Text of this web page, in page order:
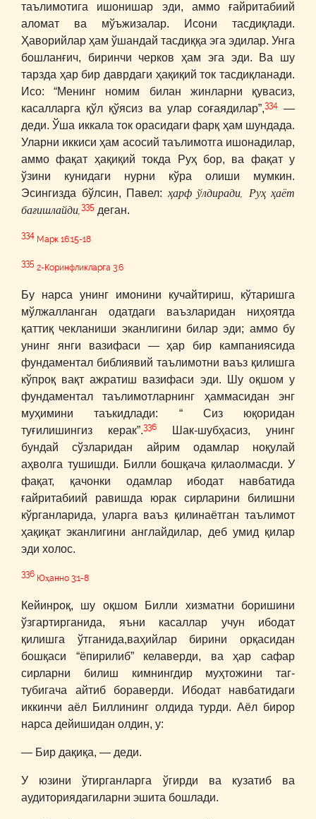
таълимотига ишонишар эди, аммо ғайритабиий
аломат ва мўъжизалар. Исони тасдиқлади.
Ҳаворийлар ҳам ўшандай тасдиққа эга эдилар. Унга
бошланғич, биринчи черков ҳам эга эди. Ва шу
тарзда ҳар бир даврдаги ҳақиқий ток тасдиқланади.
Исо: “Менинг номим билан жинларни қувасиз,
касалларга қўл қўясиз ва улар соғаядилар”,334―
деди. Ўша иккала ток орасидаги фарқ ҳам шундада.
Уларни иккиси ҳам асосий таълимотга ишонадилар,
аммо фақат ҳақиқий токда Руҳ бор, ва фақат у
ўзини кунидаги нурни кўра олиши мумкин.
Эсингизда бўлсин, Павел: ҳарф ўлдиради, Руҳ ҳаёт
бағишлайди,335 деган.
334 Марк 16:15-18
335 2-Коринфликларга 3:6
Бу нарса унинг имонини кучайтириш, кўтаришга
мўлжалланган одатдаги ваъзларидан ниҳоятда
қаттиқ чекланиши эканлигини билар эди; аммо бу
унинг янги вазифаси ― ҳар бир кампаниясида
фундаментал библиявий таълимотни ваъз қилишга
кўпроқ вақт ажратиш вазифаси эди. Шу оқшом у
фундаментал таълимотларнинг ҳаммасидан энг
муҳимини таъкидлади: “ Сиз юқоридан
туғилишингиз керак”.336
Шак-шубҳасиз, унинг
бундай сўзларидан айрим одамлар ноқулай
аҳволга тушишди. Билли бошқача қилаолмасди. У
фақат, қачонки одамлар ибодат навбатида
ғайритабиий равишда юрак сирларини билишни
кўрганларида, уларга ваъз қилинаётган таълимот
ҳақиқат эканлигини англайдилар, деб умид қилар
эди холос.
336 Юҳанно 3:1-8
Кейинроқ, шу оқшом Билли хизматни боришини
ўзгартирганида, яъни касаллар учун ибодат
қилишга ўтганида,ваҳийлар бирини орқасидан
бошқаси “ёпирилиб” келаверди, ва ҳар сафар
сирларни билиш кимнингдир муҳтожини таг-
тубигача айтиб бораверди. Ибодат навбатидаги
иккинчи аёл Биллининг олдида турди. Аёл бирор
нарса дейишидан олдин, у:
― Бир дақиқа, ― деди.
У юзини ўтирганларга ўгирди ва кузатиб ва
аудиториядагиларни эшита бошлади.